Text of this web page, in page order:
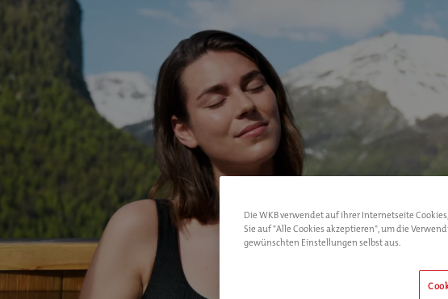
Die WKB verwendet auf ihrer Internetseite
Sie auf "Alle Cookies akzeptieren", um die
gewünschten Einstellungen selbst aus.